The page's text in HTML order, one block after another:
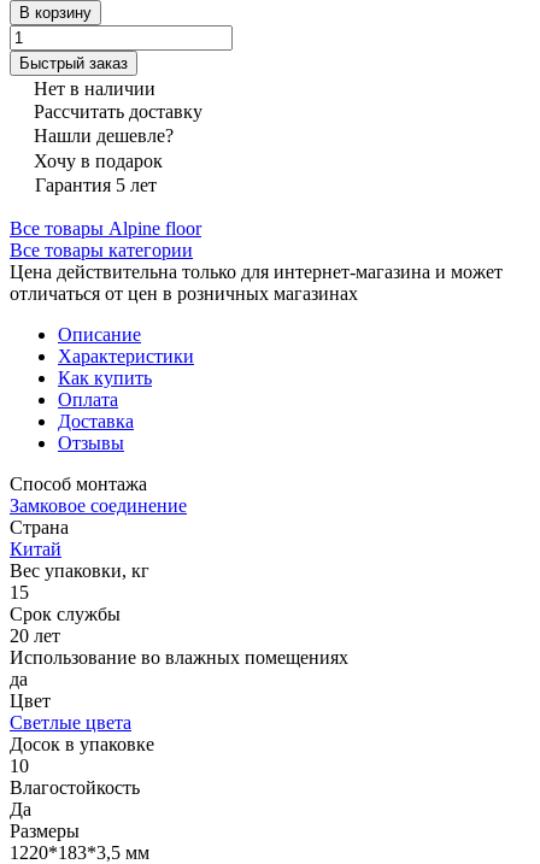
В корзину
Быстрый заказ
Нет в наличии
Рассчитать доставку
Нашли дешевле?
Хочу в подарок
Гарантия 5 лет
Все товары Alpine floor
Все товары категории
Цена действительна только для интернет-магазина и может
отличаться от цен в розничных магазинах
Описание
Характеристики
Как купить
Оплата
Доставка
Отзывы
Способ монтажа
Замковое соединение
Страна
Китай
Вес упаковки, кг
15
Срок службы
20 лет
Использование во влажных помещениях
да
Цвет
Светлые цвета
Досок в упаковке
10
Влагостойкость
Да
Размеры
1220*183*3,5 мм